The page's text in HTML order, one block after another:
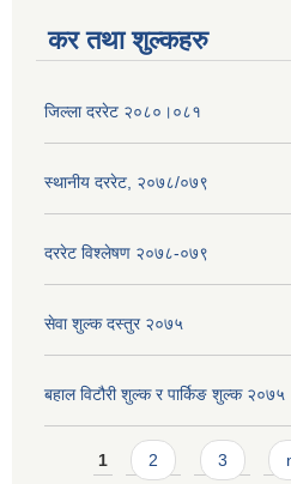
कर तथा शुल्कहरु
जिल्ला दररेट २०८०।०८१
स्थानीय दररेट, २०७८/०७९
दररेट विश्लेषण २०७८-०७९
सेवा शुल्क दस्तुर २०७५
बहाल विटौरी शुल्क र पार्किङ शुल्क २०७५
Pages
1 2 3